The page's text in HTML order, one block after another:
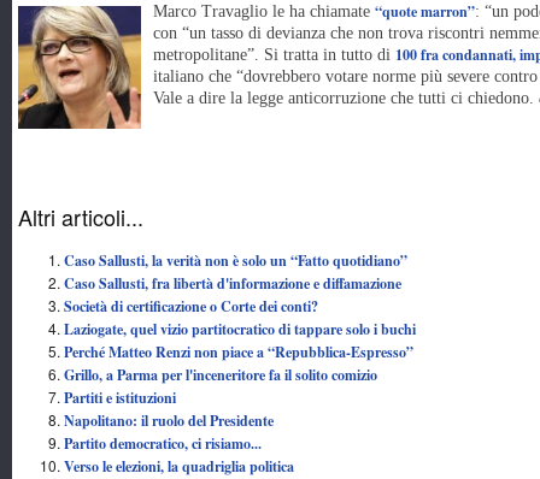
Marco Travaglio le ha chiamate “quote marron”: “un
con “un tasso di devianza che non trova riscontri
metropolitane”. Si tratta in tutto di 100 fra condannati,
italiano che “dovrebbero votare norme più severe
Vale a dire la legge anticorruzione che tutti ci chiedono.
Altri articoli...
Caso Sallusti, la verità non è solo un “Fatto quotidiano”
Caso Sallusti, fra libertà d'informazione e diffamazione
Società di certificazione o Corte dei conti?
Laziogate, quel vizio partitocratico di tappare solo i buchi
Perché Matteo Renzi non piace a “Repubblica-Espresso”
Grillo, a Parma per l'inceneritore fa il solito comizio
Partiti e istituzioni
Napolitano: il ruolo del Presidente
Partito democratico, ci risiamo...
Verso le elezioni, la quadriglia politica